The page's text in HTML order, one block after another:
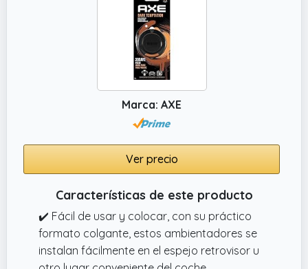
para cualquier tipo de viaje
✔️ Variedad de Fragancias Disponibles Elige
entre una amplia gama de aromas
cautivadores, incluyendo Cereza, Vainilla,
Lino, Hielo, Coche Nuevo, Fresa, Frutos del
transforma tu coche en un espacio fresco y
acogedor
Marca: AXE
Ver precio
Características de este producto
✔️ Fácil de usar y colocar, con su práctico
formato colgante, estos ambientadores se
instalan fácilmente en el espejo retrovisor u